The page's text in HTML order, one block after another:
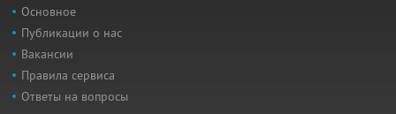
Основное
Публикации о нас
Вакансии
Правила сервиса
Ответы на вопросы